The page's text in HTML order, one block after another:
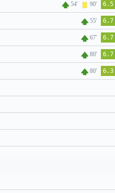
54' 90' 6.5
55' 6.7
67' 6.7
80' 6.7
80' 6.3